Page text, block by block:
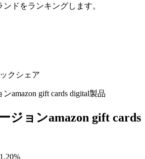
ドをランキングします。
クシェア
amazon gift cards digital製品
ジョンamazon gift cards
%